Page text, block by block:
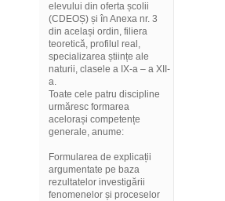
elevului din oferta școlii
(CDEOȘ) și în Anexa nr. 3
din același ordin, filiera
teoretică, profilul real,
specializarea științe ale
naturii, clasele a IX-a – a XII-
a.
Toate cele patru discipline
urmăresc formarea
acelorași competențe
generale, anume:
Formularea de explicații
argumentate pe baza
rezultatelor investigării
fenomenelor și proceselor